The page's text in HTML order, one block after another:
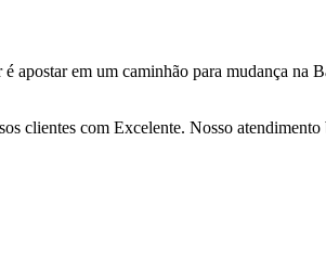
em um caminhão para mudança na
clientes com Excelente. Nosso